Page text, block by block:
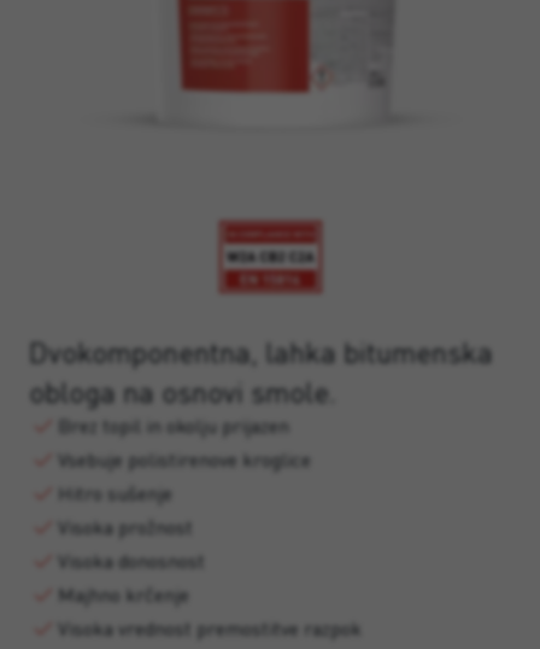
Dvokomponentna, lahka bitumenska
obloga na osnovi smole.
Brez topil in okolju prijazen
Vsebuje polistirenove kroglice
Hitro sušenje
Visoka prožnost
Visoka donosnost
Majhno krčenje
Visoka vrednost premostitve razpok